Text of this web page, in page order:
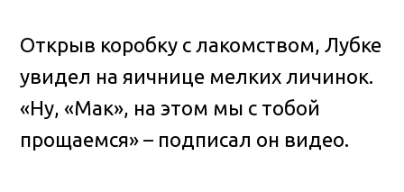
Открыв коробку с лакомством, Лубке
увидел на яичнице мелких личинок.
«Ну, «Мак», на этом мы с тобой
прощаемся» – подписал он видео.